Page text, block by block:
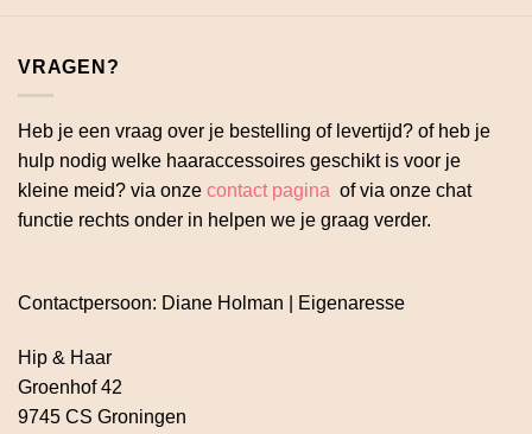
VRAGEN?
Heb je een vraag over je bestelling of levertijd? of heb je
hulp nodig welke haaraccessoires geschikt is voor je
kleine meid? via onze contact pagina of via onze chat
functie rechts onder in helpen we je graag verder.
Contactpersoon: Diane Holman | Eigenaresse
Hip & Haar
Groenhof 42
9745 CS Groningen